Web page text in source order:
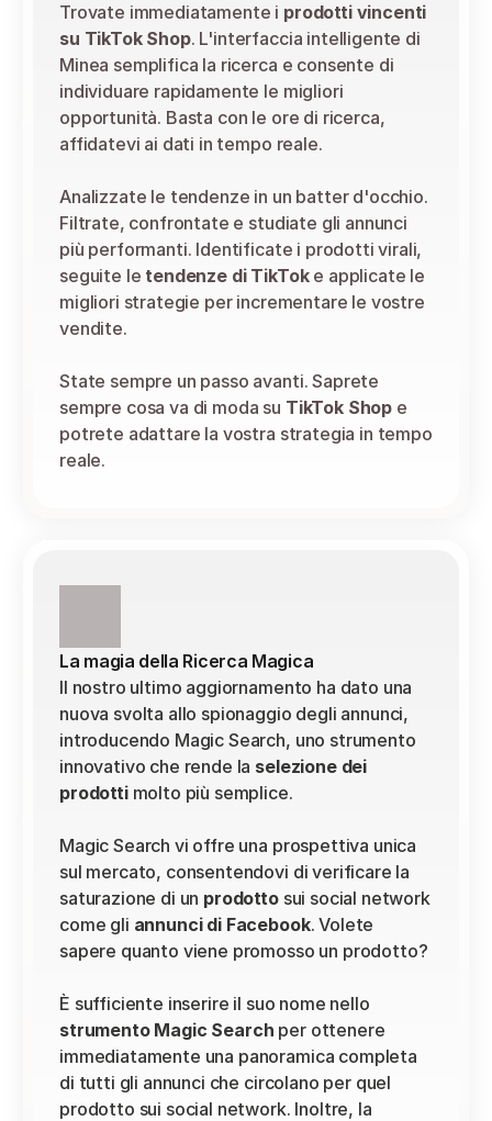
Trovate immediatamente i prodotti vincenti
su TikTok Shop. L'interfaccia intelligente di
Minea semplifica la ricerca e consente di
individuare rapidamente le migliori
opportunità. Basta con le ore di ricerca,
affidatevi ai dati in tempo reale.
Analizzate le tendenze in un batter d'occhio.
Filtrate, confrontate e studiate gli annunci
più performanti. Identificate i prodotti virali,
seguite le tendenze di TikTok e applicate le
migliori strategie per incrementare le vostre
vendite.
State sempre un passo avanti. Saprete
sempre cosa va di moda su TikTok Shop e
potrete adattare la vostra strategia in tempo
reale.
La magia della Ricerca Magica
Il nostro ultimo aggiornamento ha dato una
nuova svolta allo spionaggio degli annunci,
introducendo Magic Search, uno strumento
innovativo che rende la selezione dei
prodotti molto più semplice.
Magic Search vi offre una prospettiva unica
sul mercato, consentendovi di verificare la
saturazione di un prodotto sui social network
come gli annunci di Facebook. Volete
sapere quanto viene promosso un prodotto?
strumento Magic Search per ottenere
immediatamente una panoramica completa
di tutti gli annunci che circolano per quel
prodotto sui social network. Inoltre, la